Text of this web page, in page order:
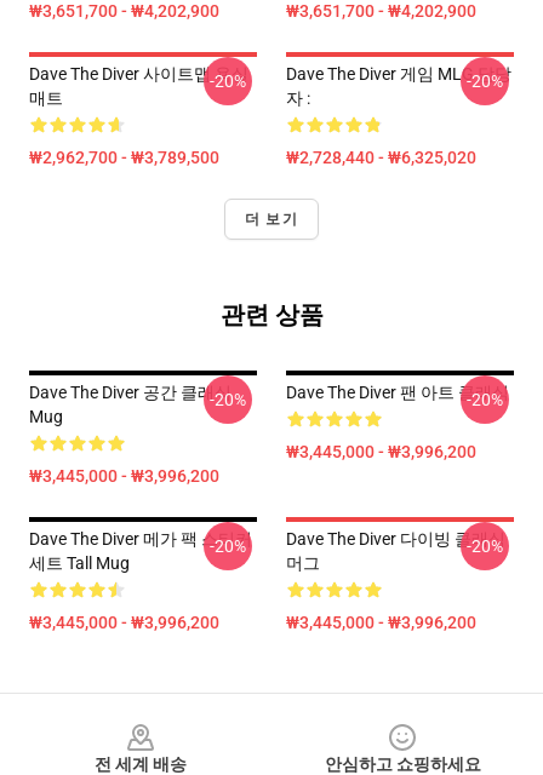
₩3,651,700 - ₩4,202,900 ₩3,651,700 - ₩4,202,900
Dave The Diver 사이트맵 욕실
매트
₩2,962,700 - ₩3,789,500
-20%
Dave The Diver 게임 MLG 담당
자 :
₩2,728,440 - ₩6,325,020
-20%
더 보기
관련 상품
Dave The Diver 공간 클래식
Mug
₩3,445,000 - ₩3,996,200
-20% Dave The Diver 팬 아트 클래식
₩3,445,000 - ₩3,996,200
-20%
Dave The Diver 메가 팩 스티커
세트 Tall Mug
₩3,445,000 - ₩3,996,200
-20%
Dave The Diver 다이빙 클래식
머그
₩3,445,000 - ₩3,996,200
-20%
전 세계 배송
안심하고 쇼핑하세요